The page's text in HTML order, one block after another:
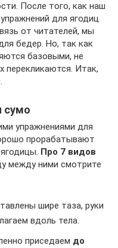
После того, как наш
для ягодиц
от читателей, мы
бедер. Но, так как
базовыми, не
перекликаются. Итак,
сумо
упражнениями для
прорабатывают
Про 7 видов
между ними смотрите
шире таза, руки
вдоль тела.
приседаем до